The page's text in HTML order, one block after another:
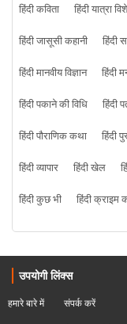
हिंदी कविता
हिंदी यात्रा
हिंदी जासूसी कहानी
हिंदी
हिंदी मानवीय विज्ञान
हिंदी
हिंदी पकाने की विधि
हिंदी
हिंदी पौराणिक कथा
हिंदी
हिंदी व्यापार
हिंदी खेल
हिंदी कुछ भी
हिंदी क्राइम
उपयोगी लिंक्स
हमारे बारे में संपर्क करें